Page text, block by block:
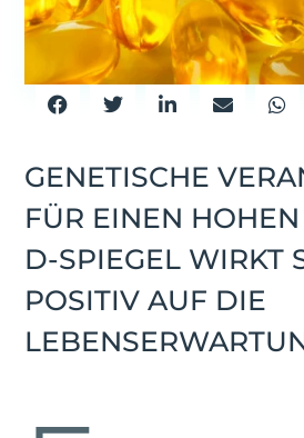
GENETISCHE
FÜR EINEN
D-SPIEGEL WIRKT
POSITIV AUF DIE